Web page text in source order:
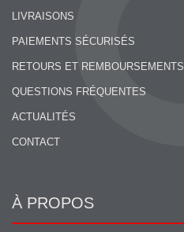
LIVRAISONS
PAIEMENTS SÉCURISÉS
RETOURS ET REMBOURSEMENTS
QUESTIONS FRÉQUENTES
ACTUALITÉS
CONTACT
À PROPOS